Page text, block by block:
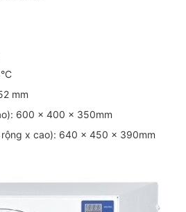
mm
600 x 400 x 350mm
x cao): 640 x 450 x 390mm